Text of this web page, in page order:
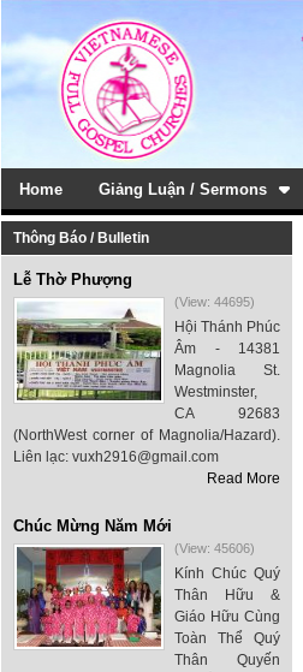
Home Giảng Luận / Sermons
Thông Báo / Bulletin
Lễ Thờ Phượng
(View: 44695)
Hội Thánh Phúc
Âm - 14381
Magnolia St.
Westminster,
CA 92683
(NorthWest corner of Magnolia/Hazard).
Liên lạc: vuxh2916@gmail.com
Read More
Chúc Mừng Năm Mới
(View: 45606)
Kính Chúc Quý
Thân Hữu &
Giáo Hữu Cùng
Toàn Thể Quý
Thân Quyến